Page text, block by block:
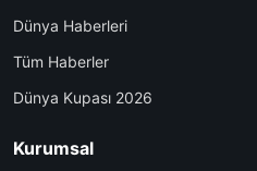
Dünya Haberleri
Tüm Haberler
Dünya Kupası 2026
Kurumsal